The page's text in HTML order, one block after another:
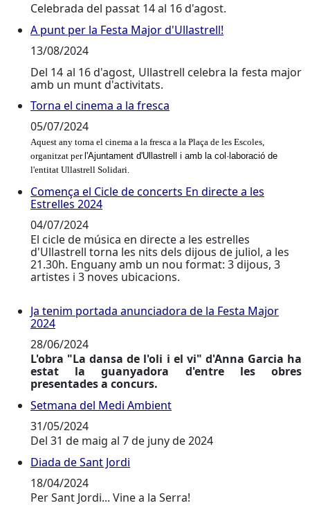
Celebrada del passat 14 al 16 d'agost.
A punt per la Festa Major d'Ullastrell!
A punt per la Festa Major d'Ullastrell!
13/08/2024
Del 14 al 16 d'agost, Ullastrell celebra la festa major
amb un munt d'activitats.
Torna el cinema a la fresca
Torna el cinema a la fresca
05/07/2024
Aquest any torna el cinema a la fresca a la Plaça de les Escoles,
organitzat per l'Ajuntament d'Ullastrell i amb la col·laboració de
l'entitat Ullastrell Solidari.
Comença el Cicle de concerts En directe a les
Comença el Cicle de concerts En directe a les
Estrelles 2024
04/07/2024
El cicle de música en directe a les estrelles
d'Ullastrell torna les nits dels dijous de juliol, a les
21.30h. Enguany amb un nou format: 3 dijous, 3
artistes i 3 noves ubicacions.
Ja tenim portada anunciadora de la Festa Major 2024
Ja tenim portada anunciadora de la Festa Major
2024
28/06/2024
L'obra "La dansa de l'oli i el vi" d'Anna Garcia ha
estat la guanyadora d'entre les obres
presentades a concurs.
Setmana del Medi Ambient
Setmana del Medi Ambient
31/05/2024
Del 31 de maig al 7 de juny de 2024
Diada de Sant Jordi
Diada de Sant Jordi
18/04/2024
Per Sant Jordi... Vine a la Serra!